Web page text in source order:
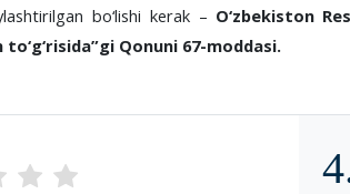
bo‘lishi kerak – O‘zbekiston
Qonuni 67-moddasi.